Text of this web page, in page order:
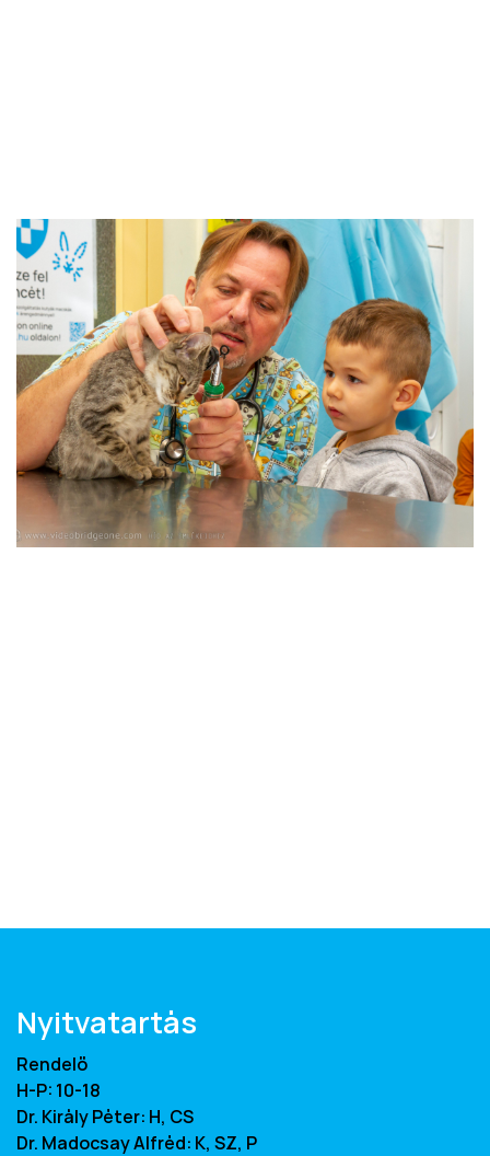
Nyitvatartás
Rendelő
H-P: 10-18
Dr. Király Péter: H, CS
Dr. Madocsay Alfréd: K, SZ, P